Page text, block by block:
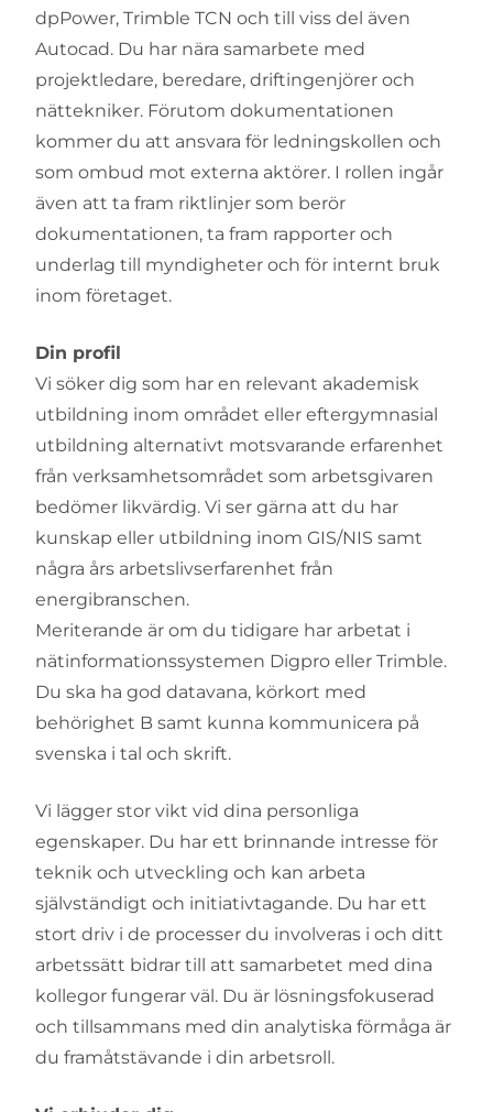
dpPower, Trimble TCN och till viss del även
Autocad. Du har nära samarbete med
projektledare, beredare, driftingenjörer och
nättekniker. Förutom dokumentationen
kommer du att ansvara för ledningskollen och
som ombud mot externa aktörer. I rollen ingår
även att ta fram riktlinjer som berör
dokumentationen, ta fram rapporter och
underlag till myndigheter och för internt bruk
inom företaget.
Din profil
Vi söker dig som har en relevant akademisk
utbildning inom området eller eftergymnasial
utbildning alternativt motsvarande erfarenhet
från verksamhetsområdet som arbetsgivaren
bedömer likvärdig. Vi ser gärna att du har
kunskap eller utbildning inom GIS/NIS samt
några års arbetslivserfarenhet från
energibranschen.
Meriterande är om du tidigare har arbetat i
nätinformationssystemen Digpro eller Trimble.
Du ska ha god datavana, körkort med
behörighet B samt kunna kommunicera på
svenska i tal och skrift.
Vi lägger stor vikt vid dina personliga
egenskaper. Du har ett brinnande intresse för
teknik och utveckling och kan arbeta
självständigt och initiativtagande. Du har ett
stort driv i de processer du involveras i och ditt
arbetssätt bidrar till att samarbetet med dina
kollegor fungerar väl. Du är lösningsfokuserad
och tillsammans med din analytiska förmåga är
du framåtstävande i din arbetsroll.